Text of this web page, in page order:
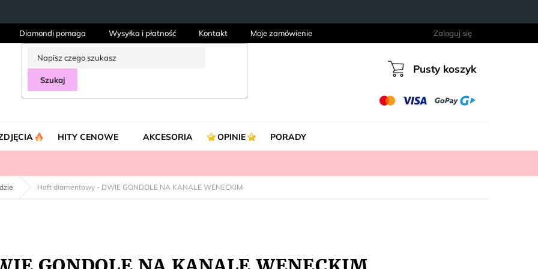
Diamondi pomaga Wysyłka i płatność Kontakt Moje zamówienie Zaloguj się
Szukaj Koszyk
Pusty koszyk
HITY CENOWE AKCESORIA OPINIE PORADY
Haft diamentowy - DWIE GONDOLE NA KANALE WENECKIM